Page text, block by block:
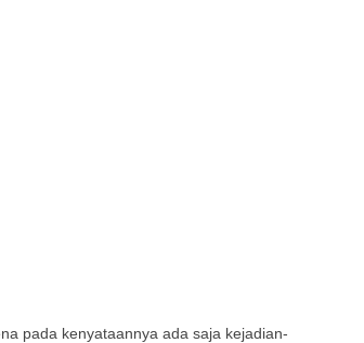
pada kenyataannya ada saja kejadian-